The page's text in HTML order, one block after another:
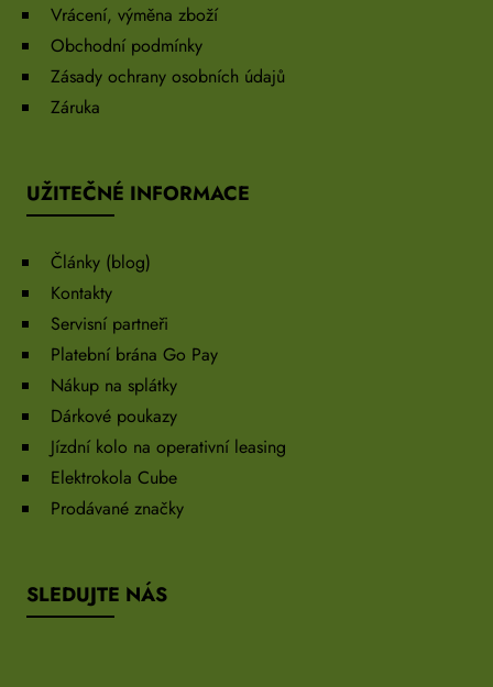
Vrácení, výměna zboží
Obchodní podmínky
Zásady ochrany osobních údajů
Záruka
UŽITEČNÉ INFORMACE
Články (blog)
Kontakty
Servisní partneři
Platební brána Go Pay
Nákup na splátky
Dárkové poukazy
Jízdní kolo na operativní leasing
Elektrokola Cube
Prodávané značky
SLEDUJTE NÁS